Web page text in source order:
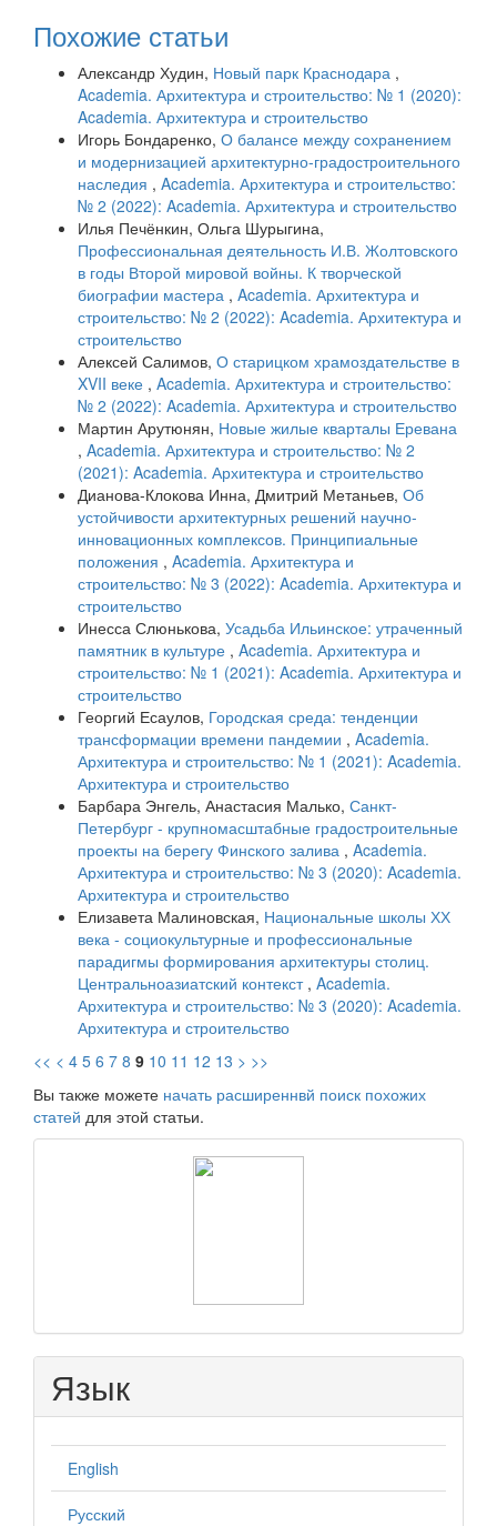
Похожие статьи
Александр Худин, Новый парк Краснодара ,
Academia. Архитектура и строительство: № 1 (2020):
Academia. Архитектура и строительство
Игорь Бондаренко, О балансе между сохранением
и модернизацией архитектурно-градостроительного
наследия , Academia. Архитектура и строительство:
№ 2 (2022): Academia. Архитектура и строительство
Илья Печёнкин, Ольга Шурыгина,
Профессиональная деятельность И.В. Жолтовского
в годы Второй мировой войны. К творческой
биографии мастера , Academia. Архитектура и
строительство: № 2 (2022): Academia. Архитектура и
строительство
Алексей Салимов, О старицком храмоздательстве в
XVII веке , Academia. Архитектура и строительство:
№ 2 (2022): Academia. Архитектура и строительство
Мартин Арутюнян, Новые жилые кварталы Еревана
, Academia. Архитектура и строительство: № 2
(2021): Academia. Архитектура и строительство
Дианова-Клокова Инна, Дмитрий Метаньев, Об
устойчивости архитектурных решений научно-
инновационных комплексов. Принципиальные
положения , Academia. Архитектура и
строительство: № 3 (2022): Academia. Архитектура и
строительство
Инесса Слюнькова, Усадьба Ильинское: утраченный
памятник в культуре , Academia. Архитектура и
строительство: № 1 (2021): Academia. Архитектура и
строительство
Георгий Есаулов, Городская среда: тенденции
трансформации времени пандемии , Academia.
Архитектура и строительство: № 1 (2021): Academia.
Архитектура и строительство
Барбара Энгель, Анастасия Малько, Санкт-
Петербург - крупномасштабные градостроительные
проекты на берегу Финского залива , Academia.
Архитектура и строительство: № 3 (2020): Academia.
Архитектура и строительство
Елизавета Малиновская, Национальные школы ХХ
века - социокультурные и профессиональные
парадигмы формирования архитектуры столиц.
Центральноазиатский контекст , Academia.
Архитектура и строительство: № 3 (2020): Academia.
Архитектура и строительство
<< < 4 5 6 7 8 9 10 11 12 13 > >>
Вы также можете начать расширеннвй поиск похожих
статей для этой статьи.
Язык
English
Русский